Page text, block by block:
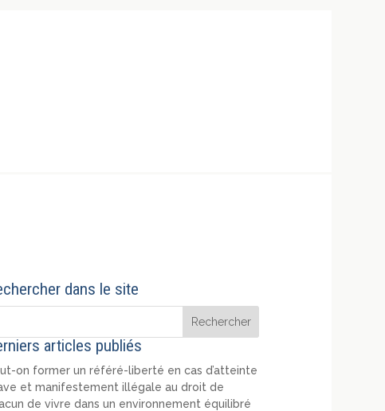
dans le site
articles publiés
on former un référé-liberté en cas d’atteinte
et manifestement illégale au droit de
de vivre dans un environnement équilibré